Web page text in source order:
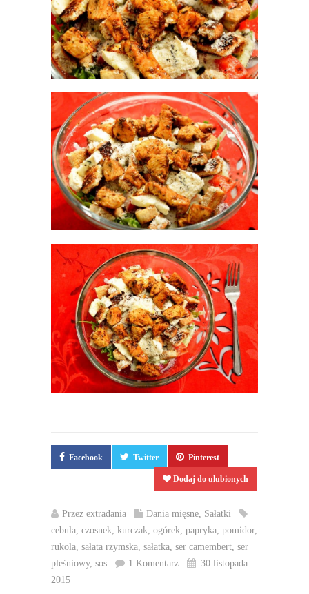
Facebook Twitter Pinterest
Dodaj do ulubionych
Przez extradania Dania mięsne, Sałatki
cebula, czosnek, kurczak, ogórek, papryka, pomidor,
rukola, sałata rzymska, sałatka, ser camembert, ser
pleśniowy, sos 1 Komentarz
30 listopada
2015